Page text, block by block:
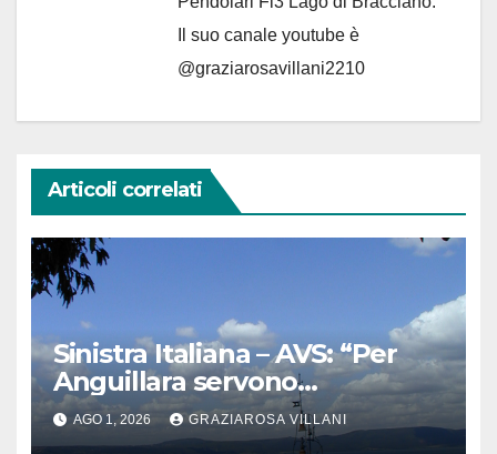
Il suo canale youtube è
@graziarosavillani2210
Articoli correlati
Sinistra Italiana – AVS: “Per
Anguillara servono
trasparenza, partecipazione e
scelte politiche coraggiose”
AGO 1, 2026 GRAZIAROSA VILLANI